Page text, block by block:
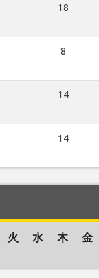
18
8
14
14
火 水 木 金